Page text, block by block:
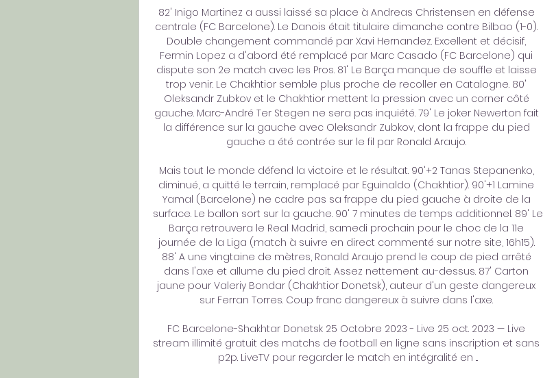
82' Inigo Martinez a aussi laissé sa place à Andreas Christensen en défense
centrale (FC Barcelone). Le Danois était titulaire dimanche contre Bilbao (1-0).
Double changement commandé par Xavi Hernandez. Excellent et décisif,
Fermin Lopez a d'abord été remplacé par Marc Casado (FC Barcelone) qui
dispute son 2e match avec les Pros. 81' Le Barça manque de souffle et laisse
trop venir. Le Chakhtior semble plus proche de recoller en Catalogne. 80'
Oleksandr Zubkov et le Chakhtior mettent la pression avec un corner côté
gauche. Marc-André Ter Stegen ne sera pas inquiété. 79' Le joker Newerton fait
la différence sur la gauche avec Oleksandr Zubkov, dont la frappe du pied
gauche a été contrée sur le fil par Ronald Araujo.
Mais tout le monde défend la victoire et le résultat. 90'+2 Tanas Stepanenko,
diminué, a quitté le terrain, remplacé par Eguinaldo (Chakhtior). 90'+1 Lamine
Yamal (Barcelone) ne cadre pas sa frappe du pied gauche à droite de la
surface. Le ballon sort sur la gauche. 90' 7 minutes de temps additionnel. 89' Le
Barça retrouvera le Real Madrid, samedi prochain pour le choc de la 11e
journée de la Liga (match à suivre en direct commenté sur notre site, 16h15).
88' A une vingtaine de mètres, Ronald Araujo prend le coup de pied arrêté
dans l'axe et allume du pied droit. Assez nettement au-dessus. 87' Carton
jaune pour Valeriy Bondar (Chakhtior Donetsk), auteur d'un geste dangereux
sur Ferran Torres. Coup franc dangereux à suivre dans l'axe.
FC Barcelone-Shakhtar Donetsk 25 Octobre 2023 - Live 25 oct. 2023 — Live
stream illimité gratuit des matchs de football en ligne sans inscription et sans
p2p. LiveTV pour regarder le match en intégralité en ...